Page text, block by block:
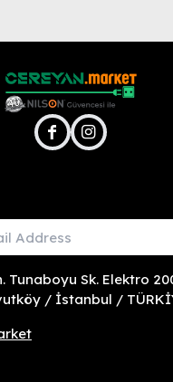
facebookinstagram
Tunaboyu Sk. Elektro
/ İstanbul /